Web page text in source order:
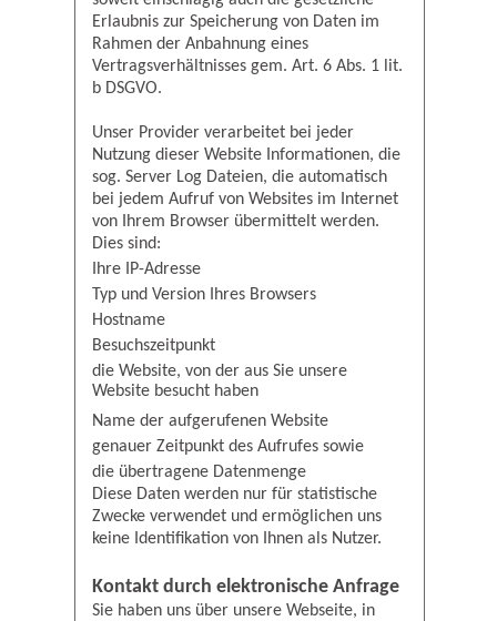
Erlaubnis zur Speicherung von Daten im
Rahmen der Anbahnung eines
Vertragsverhältnisses gem. Art. 6 Abs. 1 lit.
b DSGVO.
Unser Provider verarbeitet bei jeder
Nutzung dieser Website Informationen, die
sog. Server Log Dateien, die automatisch
bei jedem Aufruf von Websites im Internet
von Ihrem Browser übermittelt werden.
Dies sind:
Ihre IP-Adresse
Typ und Version Ihres Browsers
Hostname
Besuchszeitpunkt
die Website, von der aus Sie unsere
Website besucht haben
Name der aufgerufenen Website
genauer Zeitpunkt des Aufrufes sowie
die übertragene Datenmenge
Diese Daten werden nur für statistische
Zwecke verwendet und ermöglichen uns
keine Identifikation von Ihnen als Nutzer.
Kontakt durch elektronische Anfrage
Sie haben uns über unsere Webseite, in